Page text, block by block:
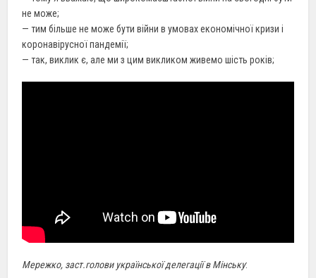
не може;
— тим більше не може бути війни в умовах економічної кризи і
коронавірусної пандемії;
— так, виклик є, але ми з цим викликом живемо шість років;
Мережко, заст.голови української делегації в Мінську: